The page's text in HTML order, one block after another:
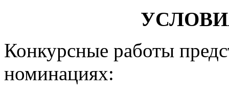
Конкурсные работы
номинациях: